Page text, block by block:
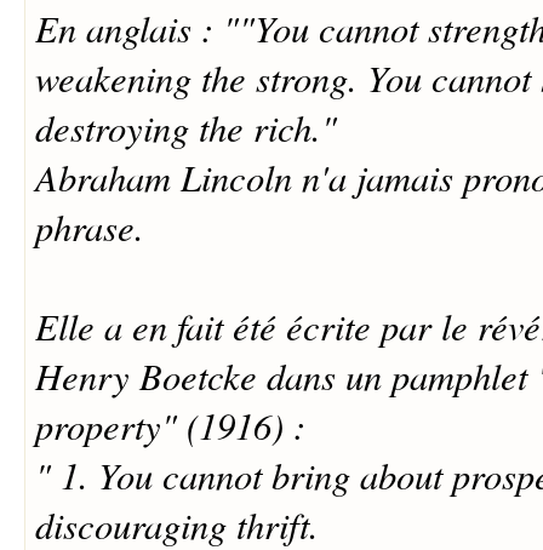
En anglais : ""You cannot
weakening the strong. You
destroying the rich."
Abraham Lincoln n'a jamais
phrase.
Elle a en fait été écrite par le
Henry Boetcke dans un
property" (1916) :
" 1. You cannot bring about
discouraging thrift.